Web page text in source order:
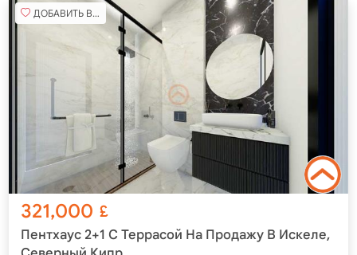
ДОБАВИТЬ В ИЗБРАННОЕ
321,000 £
Пентхаус 2+1 С Террасой На Продажу В Искеле,